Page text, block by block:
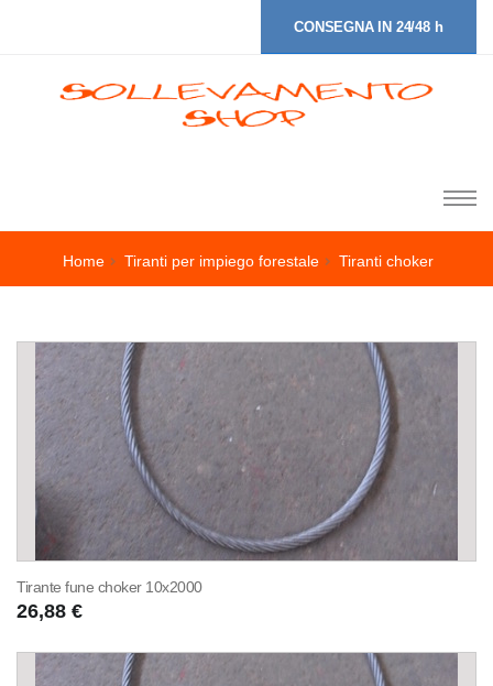
CONSEGNA IN 24/48 h
Home Tiranti per impiego forestale Tiranti choker
Tirante fune choker 10x2000
26,88 €